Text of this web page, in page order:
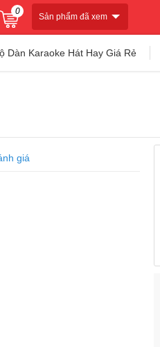
0
Sản phẩm đã xem
Dàn Karaoke Hát Hay Giá Rẻ
giá